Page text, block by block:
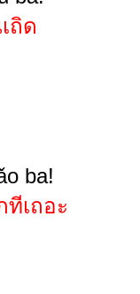
ถิด
ba!
เถอะ